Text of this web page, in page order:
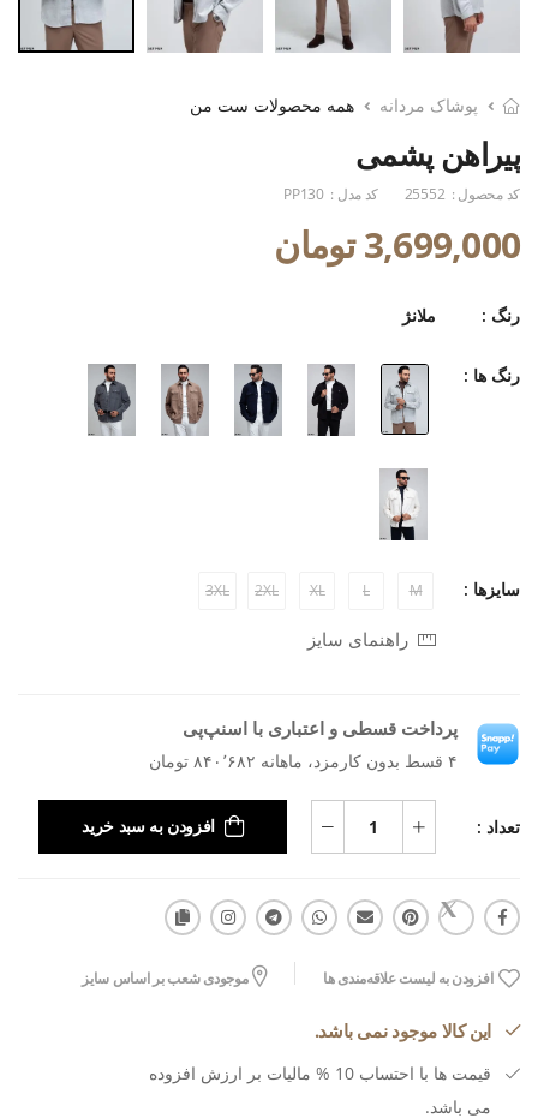
پوشاک مردانه همه محصولات ست من
پیراهن پشمی
کد محصول : 25552 کد مدل : PP130
3,699,000 تومان
رنگ : ملانژ
رنگ ها :
سایزها : M
L
XL
2XL
3XL
راهنمای سایز
پرداخت قسطی و اعتباری با اسنپ‌پی
۴ قسط بدون کارمزد، ماهانه ۸۴۰٬۶۸۲ تومان
تعداد : افزودن به سبد خرید
افزودن به لیست علاقه‌مندی ها موجودی شعب بر اساس سایز
این کالا موجود نمی باشد.
قیمت ها با احتساب 10 % مالیات بر ارزش افزوده
می باشد.